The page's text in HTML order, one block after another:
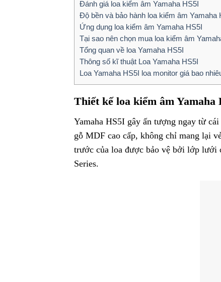
Đánh giá loa kiểm âm Yamaha HS5I
Độ bền và bảo hành loa kiểm âm Yamaha
Ứng dụng loa kiểm âm Yamaha HS5I
Tại sao nên chọn mua loa kiểm âm
Tổng quan về loa Yamaha HS5I
Thông số kĩ thuật Loa Yamaha HS5I
Loa Yamaha HS5I loa monitor giá bao
Thiết kế loa kiểm âm Yamaha
Yamaha HS5I gây ấn tượng ngay từ
gỗ MDF cao cấp, không chỉ mang lại
trước của loa được bảo vệ bởi lớp lưới
Series.